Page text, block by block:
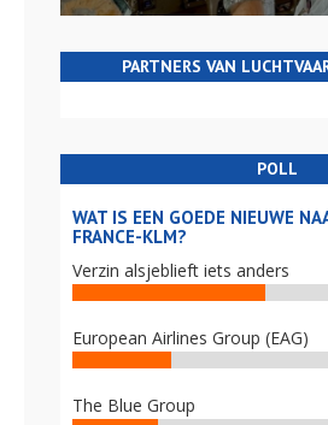
PARTNERS VAN
POLL
WAT IS EEN GOEDE NIEUWE
FRANCE-KLM?
Verzin alsjeblieft iets anders
European Airlines Group (EAG)
The Blue Group